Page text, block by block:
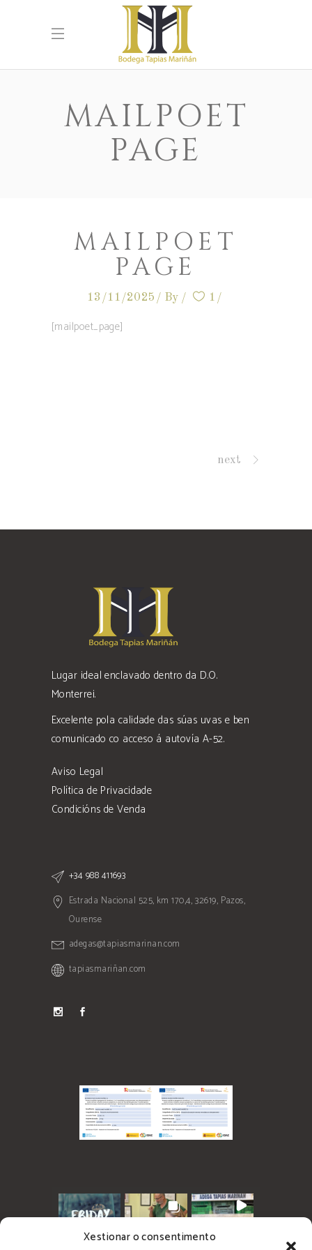
Xestionar o consentimento
MAILPOET
PAGE
MAILPOET
PAGE
13/11/2025 By 1
[mailpoet_page]
next
Lugar ideal enclavado dentro da D.O.
Monterrei.
Excelente pola calidade das súas uvas e ben
comunicado co acceso á autovía A-52.
Aviso Legal
Política de Privacidade
Condicións de Venda
+34 988 411693
Estrada Nacional 525, km 170,4, 32619, Pazos,
Ourense
adegas@tapiasmarinan.com
tapiasmariñan.com